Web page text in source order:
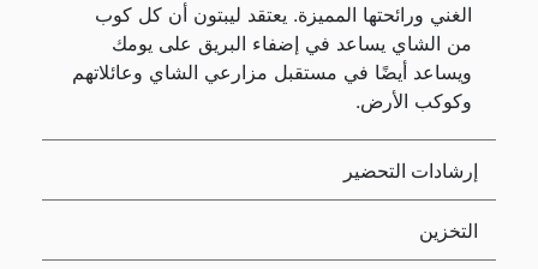
الغني ورائحتها المميزة. يعتقد ليبتون أن كل كوب
من الشاي يساعد في إضفاء البريق على يومك
ويساعد أيضًا في مستقبل مزارعي الشاي وعائلاتهم
وكوكب الأرض.
إرشادات التحضير
التخزين